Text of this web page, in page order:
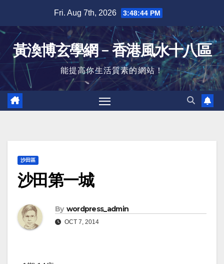
content
Fri. Aug 7th, 2026 3:48:45 PM
黃渙博玄學網﹣香港風水十八區
能提高你生活質素的網站！
沙田區
沙田第一城
By wordpress_admin
OCT 7, 2014